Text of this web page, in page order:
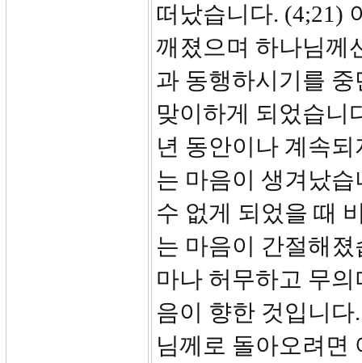
떠났습니다. (4;21)
깨졌으며 하나님께
과 동행하시기를
맞이하게 되었습니
년 동안이나 계속
는 마음이 생겨났
수 없게 되었을 때
는 마음이 간절해
마나 허무하고 무
음이 향한 것입니
님께로 돌아오려면